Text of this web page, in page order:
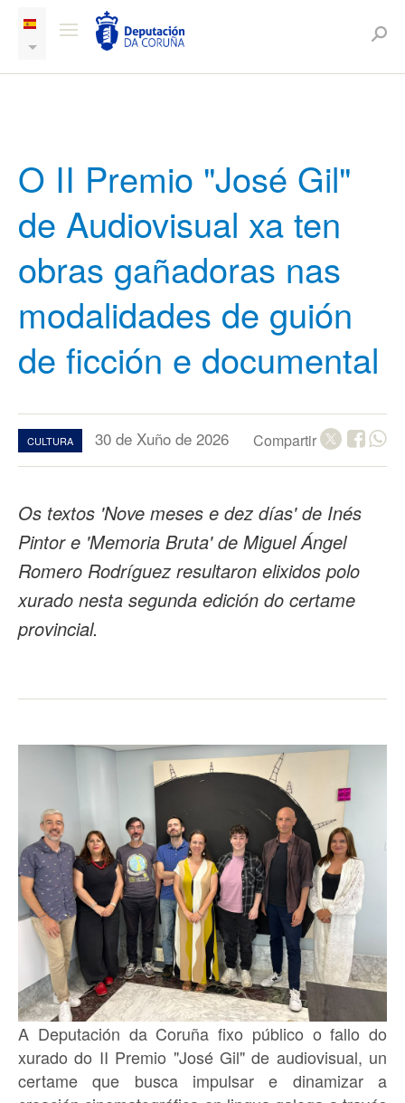
O II Premio "José Gil"
de Audiovisual xa ten
obras gañadoras nas
modalidades de guión
de ficción e documental
CULTURA 30 de Xuño de 2026 Compartir
Os textos 'Nove meses e dez días' de Inés
Pintor e 'Memoria Bruta' de Miguel Ángel
Romero Rodríguez resultaron elixidos polo
xurado nesta segunda edición do certame
provincial.
A Deputación da Coruña fixo público o fallo do
xurado do II Premio "José Gil" de audiovisual, un
certame que busca impulsar e dinamizar a